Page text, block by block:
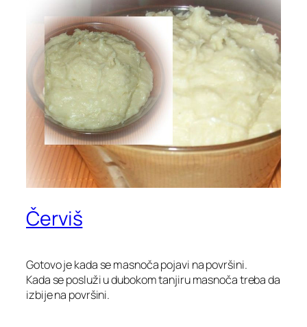
Červiš
Gotovo je kada se masnoča pojavi na površini.
Kada se posluži u dubokom tanjiru masnoča treba da
izbije na površini.